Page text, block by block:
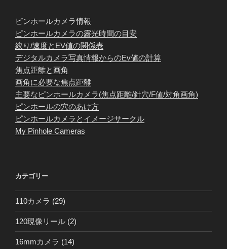
ピンホールカメラ情報
ピンホールカメラの露光時間の目安
絞り/速度とEV値の関係表
デジタルカメラ写真情報からのEv値の計算
焦点距離と画角
画角に必要な焦点距離
主要なピンホールカメラ(焦点距離/針穴/F値/対角画角)
ピンホールの穴のあけ方
ピンホールカメラとイメージサークル
My Pinhole Cameras
カテゴリー
110カメラ (29)
120現像リール (2)
16mmカメラ (14)